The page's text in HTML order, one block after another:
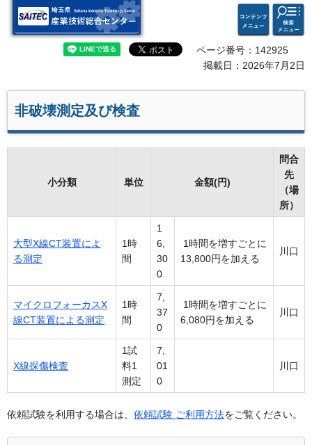
埼玉県 産業技術総合セン
コンテ
ンツメ
ニュー
検索・
共通メ
ニュー
ページ番号：142925
掲載日：2026年7月2日
非破壊測定及び検査
小分類 単位 金額(円)
問合
先
（場
所）
大型X線CT装置によ
る測定
1時
間
1
6,
30
0
1時間を増すごとに
13,800円を加える
川口
マイクロフォーカスX
線CT装置による測定
1時
間
7,
37
0
1時間を増すごとに
6,080円を加える
川口
X線探傷検査
1試
料1
測定
7,
01
0
川口
依頼試験を利用する場合は、 依頼試験 ご利用方法をご覧ください。